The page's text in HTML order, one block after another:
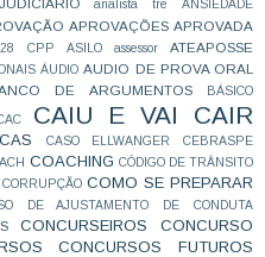
analista tre ANSIEDADE
APROVAÇÕES APROVADA
CPP ASILO assessor ATEAPOSSE
ÁUDIO AUDIO DE PROVA ORAL
DE ARGUMENTOS BÁSICO
CAIU E VAI CAIR
CASO ELLWANGER CEBRASPE
COACHING CÓDIGO DE TRÂNSITO
COMO SE PREPARAR
DE AJUSTAMENTO DE CONDUTA
CONCURSEIROS
CONCURSO
CONCURSOS FUTUROS